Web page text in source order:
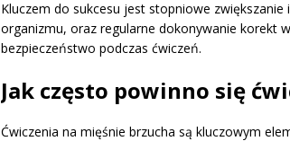
Kluczem do sukcesu jest stopniowe
organizmu, oraz regularne dokonywanie korekt
bezpieczeństwo podczas ćwiczeń.
Jak często powinno się
Ćwiczenia na mięśnie brzucha są kluczowym